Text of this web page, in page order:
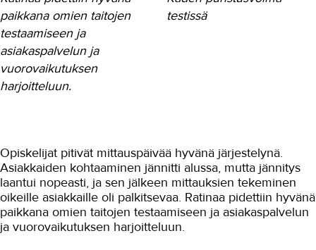
Liiketalous ja kaupan ala
Maarakennus
Matkailu- ja ravitsemisala
Rakentaminen
Sisustaminen ja pintakäsittely
Sosiaali- ja terveysala
paikkana omien taitojen
testaamiseen ja
asiakaspalvelun ja
vuorovaikutuksen
harjoitteluun.
testissä
Opiskelijat pitivät mittauspäivää hyvänä järjestelynä.
Asiakkaiden kohtaaminen jännitti alussa, mutta jännitys
laantui nopeasti, ja sen jälkeen mittauksien tekeminen
oikeille asiakkaille oli palkitsevaa. Ratinaa pidettiin hyvänä
paikkana omien taitojen testaamiseen ja asiakaspalvelun
ja vuorovaikutuksen harjoitteluun.